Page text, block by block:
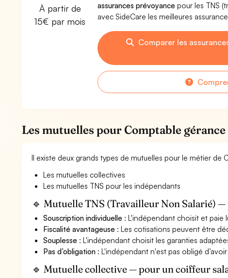
À partir de
15€ par mois
assurances prévoyancepour les TNS
avec SideCare les meilleures
Comparer les
Les mutuelles pour Comptable
Il existe deux grands types de mutuelles pour le métier de
Les mutuelles collectives
Les mutuelles TNS pour les indépendants
🔹 Mutuelle TNS (Travailleur Non Salarié)
Souscription individuelle : L'indépendant choisit et paie
Fiscalité avantageuse : Les cotisations peuvent être
Souplesse : L'indépendant choisit les garanties
Pas d’obligation : L'indépendant n'est pas obligé
🔹 Mutuelle collective — pour un coiffeur